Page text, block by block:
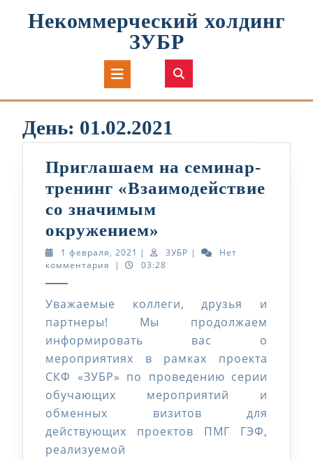
Некоммерческий холдинг
ЗУБР
Кнопка
Открыть
День: 01.02.2021
Приглашаем на семинар-
тренинг «Взаимодействие
со значимым
окружением»
на
семинар-
«Взаимодействие
значимым
окружением»
1 февраля, 2021 1
февраля,
| ЗУБР ЗУБР
|
Нет
комментария
| 03:28
Уважаемые коллеги, друзья и
партнеры! Мы продолжаем
информировать вас о
мероприятиях в рамках проекта
СКФ «ЗУБР» по проведению серии
обучающих мероприятий и
обменных визитов для
действующих проектов ПМГ ГЭФ,
реализуемой